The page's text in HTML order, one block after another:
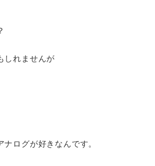
しれませんが
ログが好きなんです。